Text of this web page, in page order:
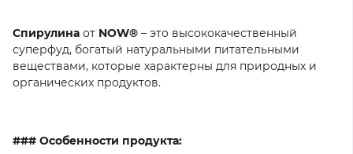
Спирулина от NOW® – это высококачественный
суперфуд, богатый натуральными питательными
веществами, которые характерны для природных и
органических продуктов.
### Особенности продукта: